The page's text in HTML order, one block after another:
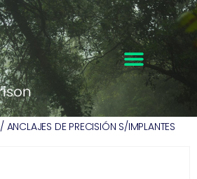
/ ANCLAJES DE PRECISIÓN S/IMPLANTES